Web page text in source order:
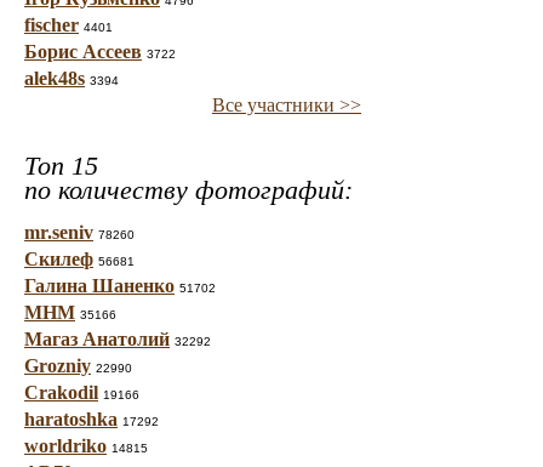
fischer 4401
Борис Ассеев 3722
alek48s 3394
Все участники >>
Топ 15
по количеству фотографий:
mr.seniv 78260
Скилеф 56681
Галина Шаненко 51702
МНМ 35166
Магаз Анатолий 32292
Grozniy 22990
Crakodil 19166
haratoshka 17292
worldriko 14815